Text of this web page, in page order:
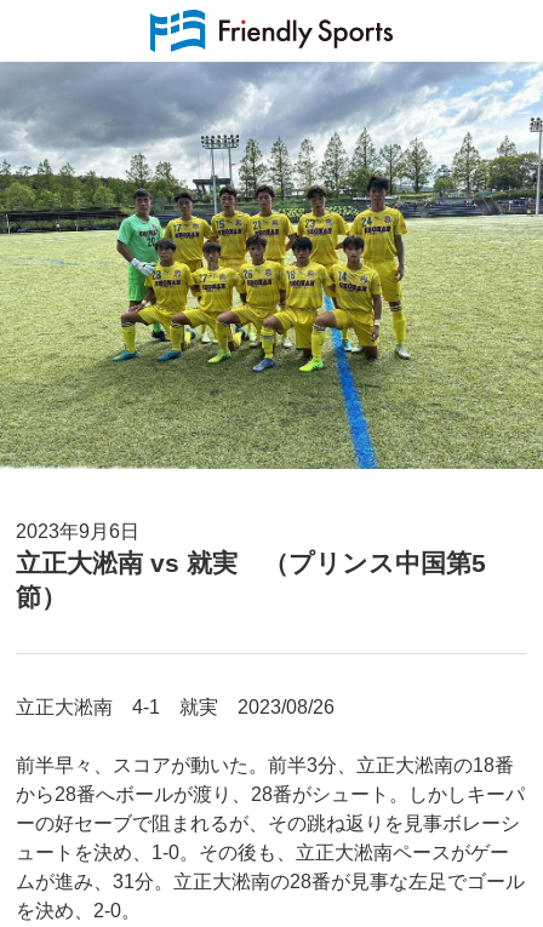
2023年9月6日
立正大淞南 vs 就実 （プリンス中国第5
節）
立正大淞南 4-1 就実 2023/08/26
前半早々、スコアが動いた。前半3分、立正大淞南の18番
から28番へボールが渡り、28番がシュート。しかしキーパ
ーの好セーブで阻まれるが、その跳ね返りを見事ボレーシ
ュートを決め、1-0。その後も、立正大淞南ペースがゲー
ムが進み、31分。立正大淞南の28番が見事な左足でゴール
を決め、2-0。